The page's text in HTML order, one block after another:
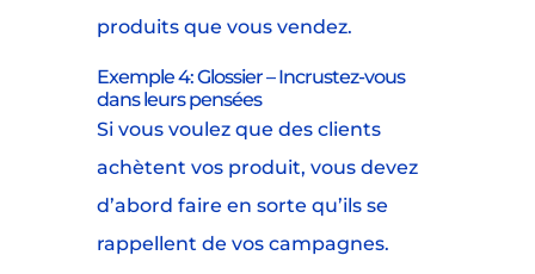
produits que vous vendez.
Exemple 4: Glossier – Incrustez-vous
dans leurs pensées
Si vous voulez que des clients
achètent vos produit, vous devez
d’abord faire en sorte qu’ils se
rappellent de vos campagnes.